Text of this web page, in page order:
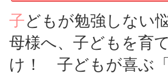
子どもが勉強しない悩みを持つお
母様へ、子どもを育
け！ 子どもが喜ぶ